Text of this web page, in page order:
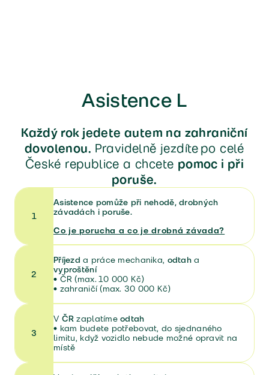
Asistence L
Každý rok jedete autem na zahraniční
dovolenou. Pravidelně jezdíte po celé
České republice a chcete pomoc i při
poruše.
1
Asistence pomůže při nehodě, drobných
závadách i poruše.
Co je porucha a co je drobná závada?
2
Příjezd a práce mechanika, odtaha
vyproštění
• ČR (max. 10 000 Kč)
• zahraničí (max. 30 000 Kč)
3
V ČRzaplatímeodtah
• kam budete potřebovat, do sjednaného
limitu, když vozidlo nebude možné opravit na
místě